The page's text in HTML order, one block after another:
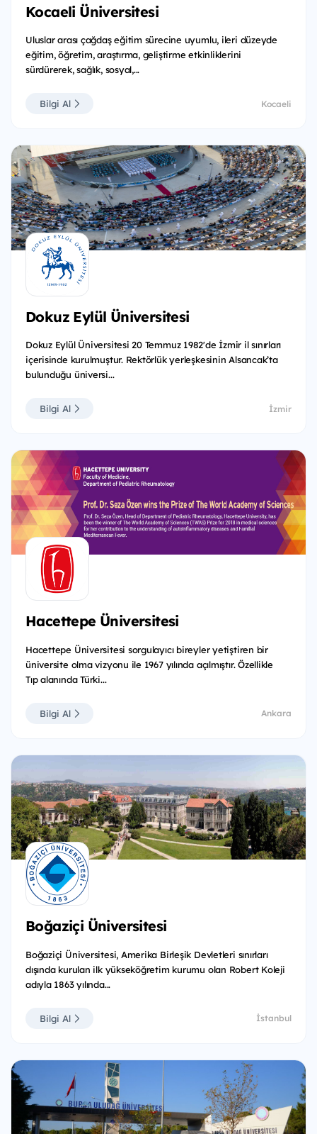
Kocaeli Üniversitesi
Uluslar arası çağdaş eğitim sürecine uyumlu, ileri düzeyde
eğitim, öğretim, araştırma, geliştirme etkinliklerini
sürdürerek, sağlık, sosyal,...
Bilgi Al Kocaeli
Dokuz Eylül Üniversitesi
Dokuz Eylül Üniversitesi 20 Temmuz 1982'de İzmir il sınırları
içerisinde kurulmuştur. Rektörlük yerleşkesinin Alsancak’ta
bulunduğu üniversi...
Bilgi Al İzmir
Hacettepe Üniversitesi
Hacettepe Üniversitesi sorgulayıcı bireyler yetiştiren bir
üniversite olma vizyonu ile 1967 yılında açılmıştır. Özellikle
Tıp alanında Türki...
Bilgi Al Ankara
Boğaziçi Üniversitesi
Boğaziçi Üniversitesi, Amerika Birleşik Devletleri sınırları
dışında kurulan ilk yükseköğretim kurumu olan Robert Koleji
adıyla 1863 yılında...
Bilgi Al İstanbul